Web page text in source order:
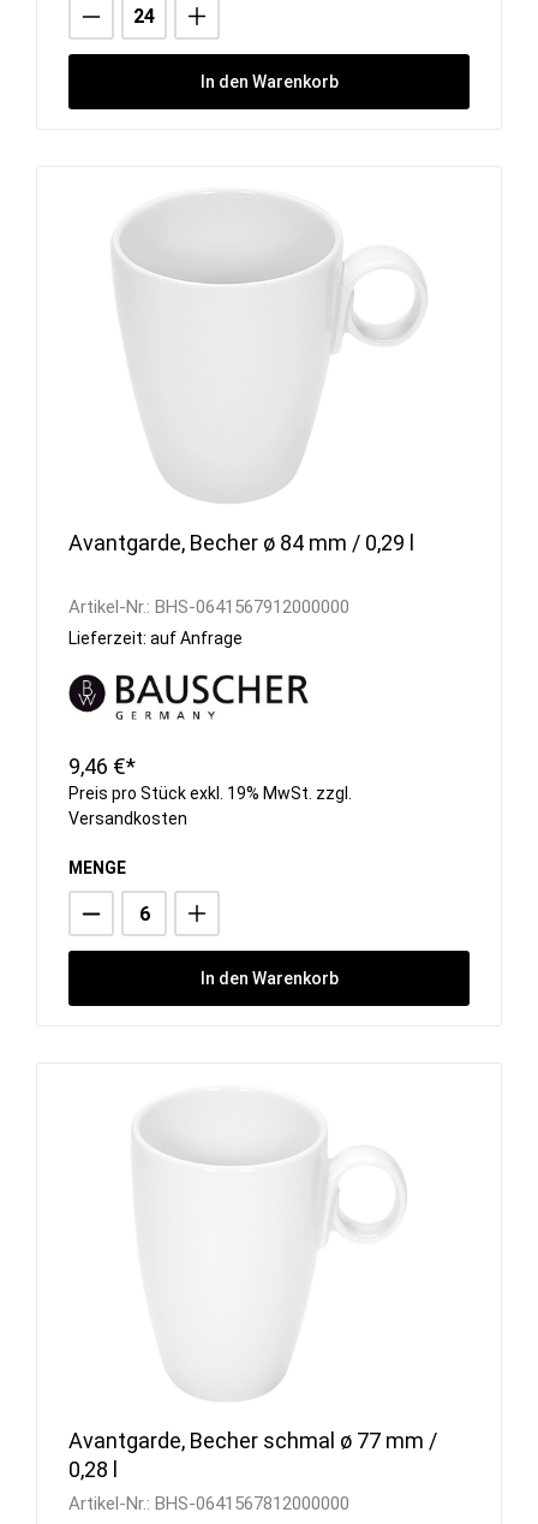
In den Warenkorb
Avantgarde, Becher ø 84 mm / 0,29 l
Artikel-Nr.: BHS-0641567912000000
Lieferzeit: auf Anfrage
9,46 €*
Preis pro Stück exkl. 19% MwSt. zzgl.
Versandkosten
MENGE
In den Warenkorb
Avantgarde, Becher schmal ø 77 mm /
0,28 l
Artikel-Nr.: BHS-0641567812000000